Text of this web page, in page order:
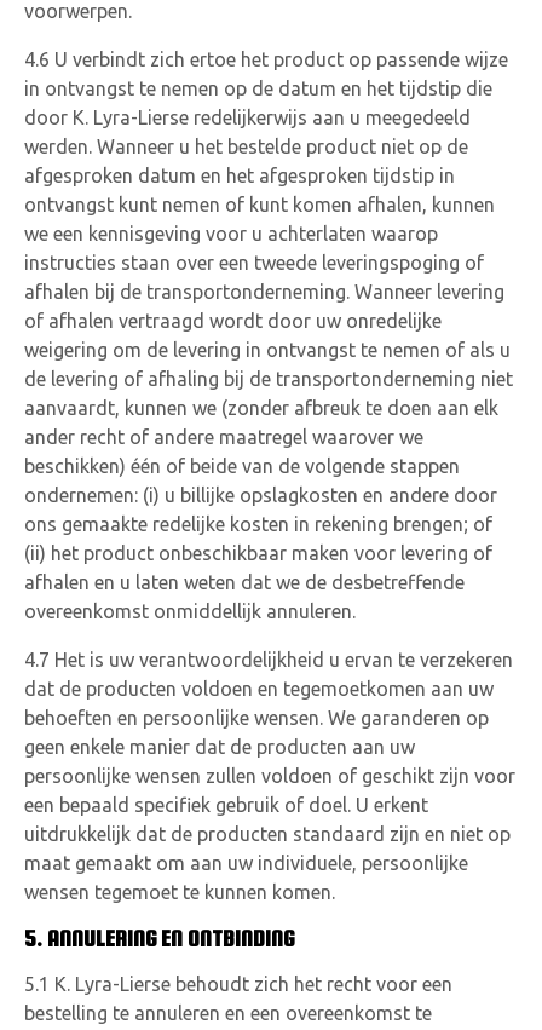
voorwerpen.
4.6 U verbindt zich ertoe het product op passende wijze
in ontvangst te nemen op de datum en het tijdstip die
door K. Lyra-Lierse redelijkerwijs aan u meegedeeld
werden. Wanneer u het bestelde product niet op de
afgesproken datum en het afgesproken tijdstip in
ontvangst kunt nemen of kunt komen afhalen, kunnen
we een kennisgeving voor u achterlaten waarop
instructies staan over een tweede leveringspoging of
afhalen bij de transportonderneming. Wanneer levering
of afhalen vertraagd wordt door uw onredelijke
weigering om de levering in ontvangst te nemen of als u
de levering of afhaling bij de transportonderneming niet
aanvaardt, kunnen we (zonder afbreuk te doen aan elk
ander recht of andere maatregel waarover we
beschikken) één of beide van de volgende stappen
ondernemen: (i) u billijke opslagkosten en andere door
ons gemaakte redelijke kosten in rekening brengen; of
(ii) het product onbeschikbaar maken voor levering of
afhalen en u laten weten dat we de desbetreffende
overeenkomst onmiddellijk annuleren.
4.7 Het is uw verantwoordelijkheid u ervan te verzekeren
dat de producten voldoen en tegemoetkomen aan uw
behoeften en persoonlijke wensen. We garanderen op
geen enkele manier dat de producten aan uw
persoonlijke wensen zullen voldoen of geschikt zijn voor
een bepaald specifiek gebruik of doel. U erkent
uitdrukkelijk dat de producten standaard zijn en niet op
maat gemaakt om aan uw individuele, persoonlijke
wensen tegemoet te kunnen komen.
5. ANNULERING EN ONTBINDING
5.1 K. Lyra-Lierse behoudt zich het recht voor een
bestelling te annuleren en een overeenkomst te